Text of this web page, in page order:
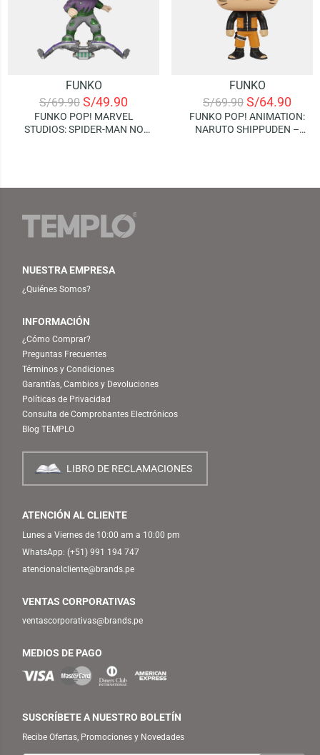
FUNKO
S/69.90 S/49.90
FUNKO POP! MARVEL
STUDIOS: SPIDER-MAN NO
FUNKO
S/69.90 S/64.90
FUNKO POP! ANIMATION:
NARUTO SHIPPUDEN –
NUESTRA EMPRESA
¿Quiénes Somos?
INFORMACIÓN
¿Cómo Comprar?
Preguntas Frecuentes
Términos y Condiciones
Garantías, Cambios y Devoluciones
Políticas de Privacidad
Consulta de Comprobantes Electrónicos
Blog TEMPLO
LIBRO DE RECLAMACIONES
ATENCIÓN AL CLIENTE
Lunes a Viernes de 10:00 am a 10:00 pm
WhatsApp: (+51) 991 194 747
atencionalcliente@brands.pe
VENTAS CORPORATIVAS
ventascorporativas@brands.pe
MEDIOS DE PAGO
SUSCRÍBETE A NUESTRO BOLETÍN
Recibe Ofertas, Promociones y Novedades